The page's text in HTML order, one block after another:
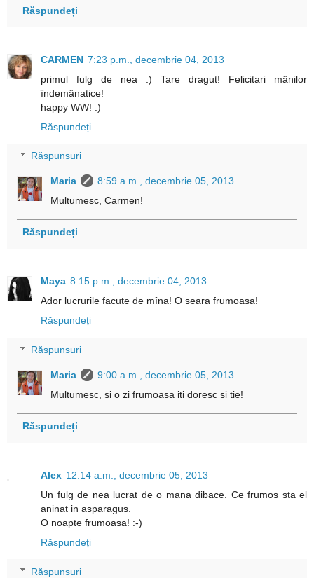
Răspundeți
CARMEN 7:23 p.m., decembrie 04, 2013
primul fulg de nea :) Tare dragut! Felicitari mânilor
îndemânatice!
happy WW! :)
Răspundeți
Răspunsuri
Maria
8:59 a.m., decembrie 05, 2013
Multumesc, Carmen!
Răspundeți
Maya 8:15 p.m., decembrie 04, 2013
Ador lucrurile facute de mîna! O seara frumoasa!
Răspundeți
Răspunsuri
Maria
9:00 a.m., decembrie 05, 2013
Multumesc, si o zi frumoasa iti doresc si tie!
Răspundeți
Alex 12:14 a.m., decembrie 05, 2013
Un fulg de nea lucrat de o mana dibace. Ce frumos sta el
aninat in asparagus.
O noapte frumoasa! :-)
Răspundeți
Răspunsuri